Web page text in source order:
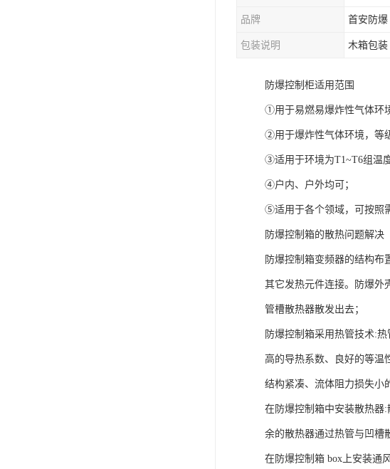
品牌 首安防爆
包装说明 木箱包装
防爆控制柜适用范围
①用于易燃易爆炸性气体环
②用于爆炸性气体环境，等
③适用于环境为T1~T6组温度
④户内、户外均可；
⑤适用于各个领域，可按照
防爆控制箱的散热问题解决
防爆控制箱变频器的结构布
其它发热元件连接。防爆外
管槽散热器散发出去；
防爆控制箱采用热管技术:
高的导热系数、良好的等温
结构紧凑、流体阻力损失小
在防爆控制箱中安装散热器
余的散热器通过热管与凹槽
在防爆控制箱 box上安装通